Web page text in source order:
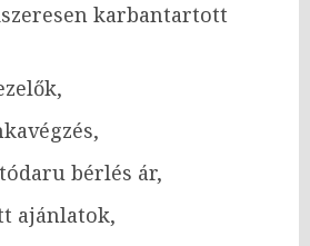
karbantartott
bérlés ár,
ajánlatok,